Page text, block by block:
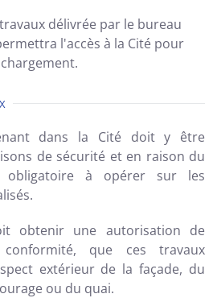
délivrée par le bureau
l'accès à la Cité pour
dans la Cité doit y être
de sécurité et en raison du
obligatoire à opérer sur les
obtenir une autorisation de
que ces travaux
extérieur de la façade, du
ou du quai.